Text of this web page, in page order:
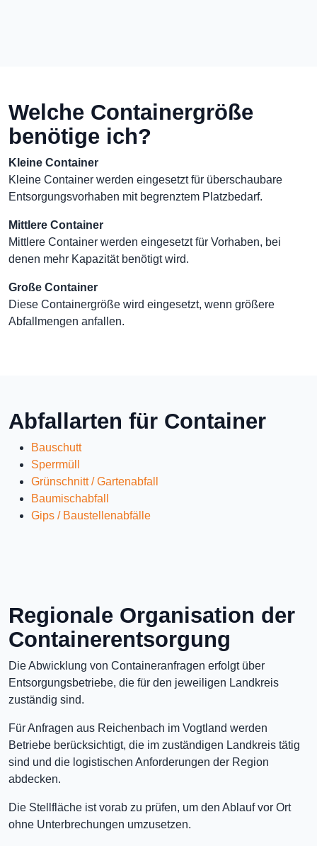
Welche Containergröße
benötige ich?
Kleine Container
Kleine Container werden eingesetzt für überschaubare
Entsorgungsvorhaben mit begrenztem Platzbedarf.
Mittlere Container
Mittlere Container werden eingesetzt für Vorhaben, bei
denen mehr Kapazität benötigt wird.
Große Container
Diese Containergröße wird eingesetzt, wenn größere
Abfallmengen anfallen.
Abfallarten für Container
Bauschutt
Sperrmüll
Grünschnitt / Gartenabfall
Baumischabfall
Gips / Baustellenabfälle
Regionale Organisation der
Containerentsorgung
Die Abwicklung von Containeranfragen erfolgt über
Entsorgungsbetriebe, die für den jeweiligen Landkreis
zuständig sind.
Für Anfragen aus Reichenbach im Vogtland werden
Betriebe berücksichtigt, die im zuständigen Landkreis tätig
sind und die logistischen Anforderungen der Region
abdecken.
Die Stellfläche ist vorab zu prüfen, um den Ablauf vor Ort
ohne Unterbrechungen umzusetzen.